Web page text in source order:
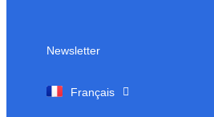
Newsletter
Français
English